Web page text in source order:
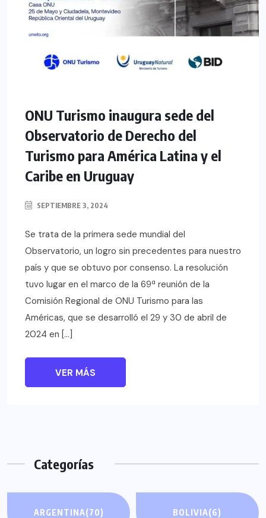
ONU Turismo inaugura sede del
Observatorio de Derecho del
Turismo para América Latina y el
Caribe en Uruguay
SEPTIEMBRE 3, 2024
Se trata de la primera sede mundial del
Observatorio, un logro sin precedentes para nuestro
país y que se obtuvo por consenso. La resolución
tuvo lugar en el marco de la 69ª reunión de la
Comisión Regional de ONU Turismo para las
Américas, que se desarrolló el 29 y 30 de abril de
2024 en […]
VER MÁS
Categorías
ARGENTINA(70) BOLIVIA(6)